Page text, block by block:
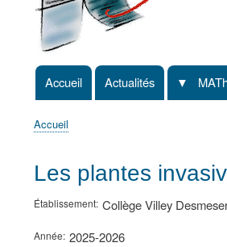
Navigation
principale
Accueil Actualités
d'Ariane
Accueil
Les plantes
Établissement Collège Villey
Année 2025-2026